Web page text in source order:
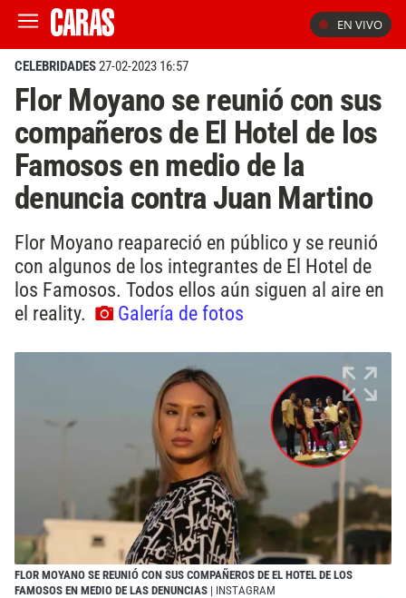
EN VIVO
CELEBRIDADES27-02-2023 16:57
Flor Moyano se reunió con sus
compañeros de El Hotel de los
Famosos en medio de la
denuncia contra Juan Martino
Flor Moyano reapareció en público y se reunió
con algunos de los integrantes de El Hotel de
los Famosos. Todos ellos aún siguen al aire en
el reality.
Galería de fotos
FLOR MOYANO SE REUNIÓ CON SUS COMPAÑEROS DE EL HOTEL DE LOS
FAMOSOS EN MEDIO DE LAS DENUNCIAS | INSTAGRAM